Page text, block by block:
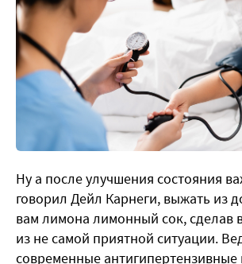
Ну а после улучшения состояния
говорил Дейл Карнеги, выжать из
вам лимона лимонный сок, сделав
из не самой приятной ситуации.
современные антигипертензивные